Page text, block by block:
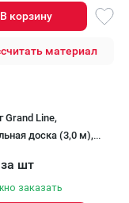
В корзину
материал
Grand Line,
доска (3,0 м),
за шт
заказать